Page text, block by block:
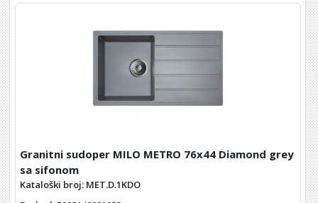
Granitni sudoper MILO METRO 76x44 Diamond grey
sa sifonom
Kataloški broj: MET.D.1KDO